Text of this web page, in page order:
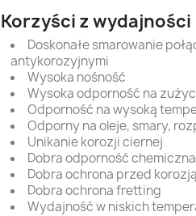
Korzyści z wydajności
Doskonałe smarowanie
antykorozyjnymi
Wysoka nośność
Wysoka odporność na
Odporność na wysoką
Odporny na oleje, smary,
Unikanie korozji ciernej
Dobra odporność chemiczna
Dobra ochrona przed korozją
Dobra ochrona fretting
Wydajność w niskich